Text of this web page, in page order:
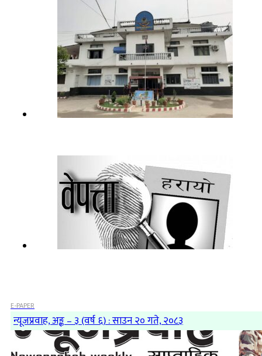
E-PAPER
न्यूजप्रवाह, अङ्क – ३ (वर्ष ६) : साउन २० गते, २०८३